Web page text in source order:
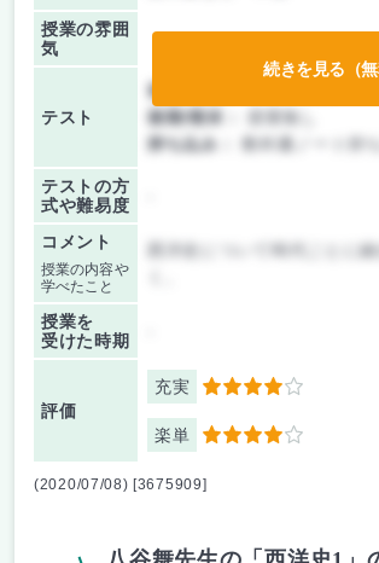
授業の雰囲
気
テスト
前期/中間：
後期/期末：
授業無し
持ち込み：
教科書ノート持
テストの方
式や難易度
コメント
授業の内容や
学べたこと
西洋史について時代ごとに
授業を
受けた時期
評価
充実 4
楽単 4
続きを見る（無
(2020/07/08) [3675909]